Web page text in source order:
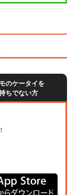
のケータイを
ちでない方